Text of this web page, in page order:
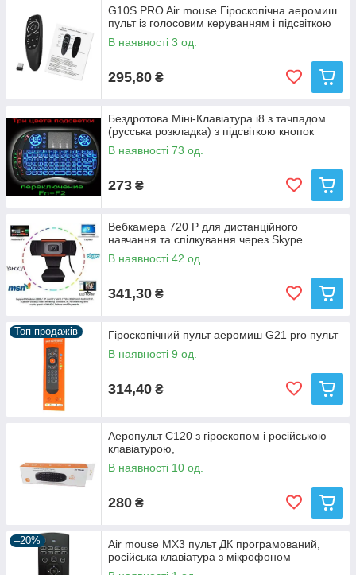
G10S PRO Air mouse Гіроскопічна аеромиш
пульт із голосовим керуванням і підсвіткою
В наявності 3 од.
295,80 ₴
Бездротова Міні-Клавіатура i8 з тачпадом
(русська розкладка) з підсвіткою кнопок
В наявності 73 од.
273 ₴
Вебкамера 720 P для дистанційного
навчання та спілкування через Skype
В наявності 42 од.
341,30 ₴
Топ продажів
Гіроскопічний пульт аеромиш G21 pro пульт
В наявності 9 од.
314,40 ₴
Аеропульт C120 з гіроскопом і російською
клавіатурою,
В наявності 10 од.
280 ₴
–20%
Air mouse MX3 пульт ДК програмований,
російська клавіатура з мікрофоном